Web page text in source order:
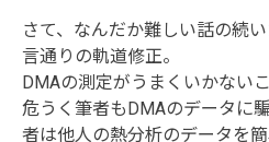
さて、なんだか難しい話の続
言通りの軌道修正。
DMAの測定がうまくいかない
危うく筆者もDMAのデータに
者は他人の熱分析のデータを